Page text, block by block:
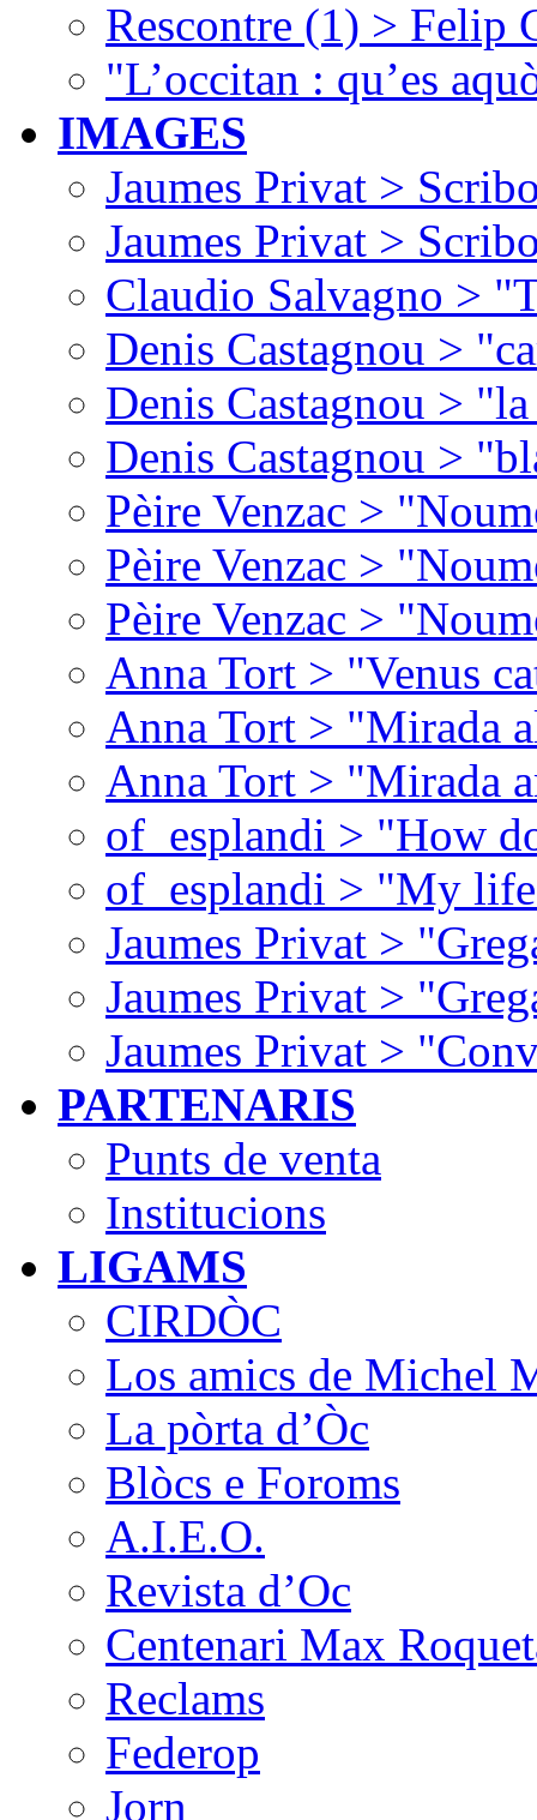
Rescontre (1) > Felip
"L’occitan : qu’es
IMAGES
Jaumes Privat >
Jaumes Privat >
Claudio Salvagno >
Denis Castagnou >
Denis Castagnou >
Denis Castagnou >
Pèire Venzac >
Pèire Venzac >
Pèire Venzac >
Anna Tort > "Venus
Anna Tort > "Mirada
Anna Tort > "Mirada
of_esplandi > "How
of_esplandi > "My
Jaumes Privat >
Jaumes Privat >
Jaumes Privat >
PARTENARIS
Punts de venta
Institucions
LIGAMS
CIRDÒC
Los amics de Michel
La pòrta d’Òc
Blòcs e Foroms
A.I.E.O.
Revista d’Oc
Centenari Max
Reclams
Federop
Jorn